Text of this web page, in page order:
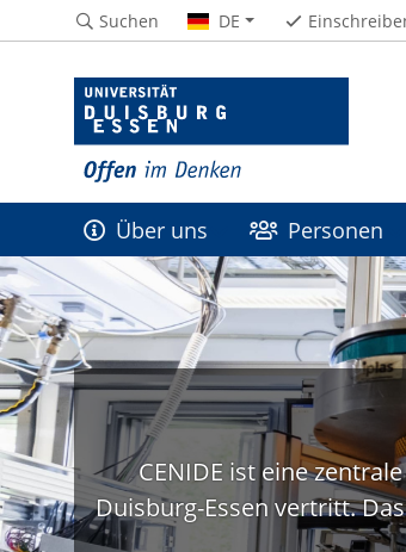
Suchen DE
Über uns Personen
CENIDE ist eine
Duisburg-Essen vertritt.